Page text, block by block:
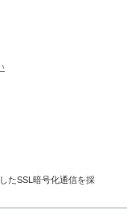
たSSL暗号化通信を採